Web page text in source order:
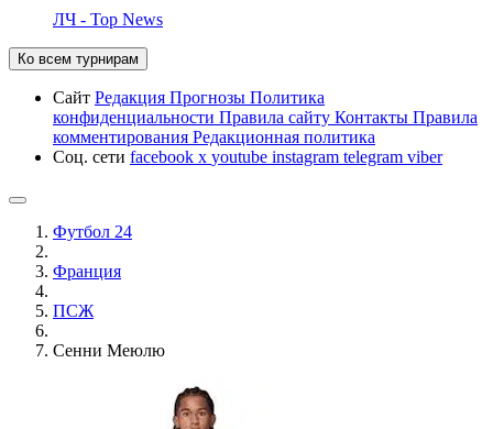
ЛЧ - Top News
Ко всем турнирам
Сайт Редакция Прогнозы Политика
конфиденциальности Правила сайту Контакты Правила
комментирования Редакционная политика
Соц. сети facebook x youtube instagram telegram viber
Футбол 24
Франция
ПСЖ
Сенни Меюлю